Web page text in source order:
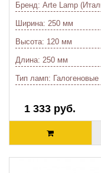
Бренд: Arte Lamp
Ширина: 250 мм
Высота: 120 мм
Длина: 250 мм
Тип ламп: Галогеновые
1 333 руб.